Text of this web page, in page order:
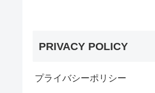
PRIVACY POLICY
プライバシーポリシー